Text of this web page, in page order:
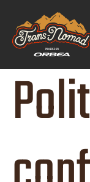
contenu